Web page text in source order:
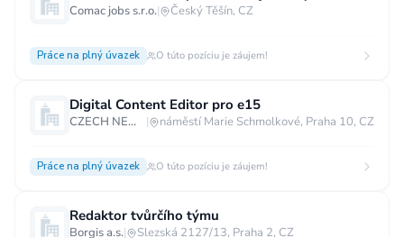
Comac jobs s.r.o.| Český Těšín, CZ
Práce na plný úvazek O túto pozíciu je záujem!
Digital Content Editor pro e15
CZECH NEWS CENTER a.s. | náměstí Marie Schmolkové, Praha 10, CZ
Práce na plný úvazek O túto pozíciu je záujem!
Redaktor tvůrčího týmu
Borgis a.s.| Slezská 2127/13, Praha 2, CZ